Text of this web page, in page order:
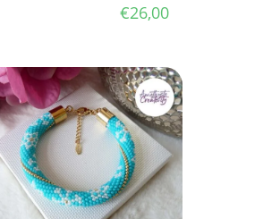
€26,00